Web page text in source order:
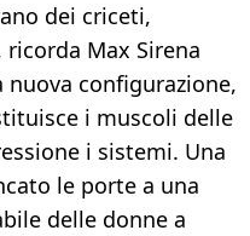
dei criceti,
Max Sirena
configurazione,
i muscoli delle
i sistemi. Una
le porte a una
delle donne a